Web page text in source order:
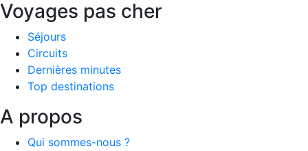
Voyages pas cher
Séjours
Circuits
Dernières minutes
Top destinations
A propos
Qui sommes-nous ?